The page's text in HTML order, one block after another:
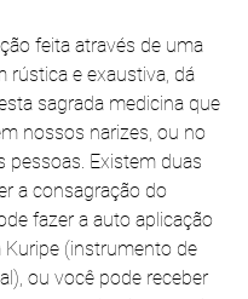
feita através de uma
rústica e exaustiva, dá
sagrada medicina que
nossos narizes, ou no
pessoas. Existem duas
a consagração do
fazer a auto aplicação
Kuripe (instrumento de
ou você pode receber